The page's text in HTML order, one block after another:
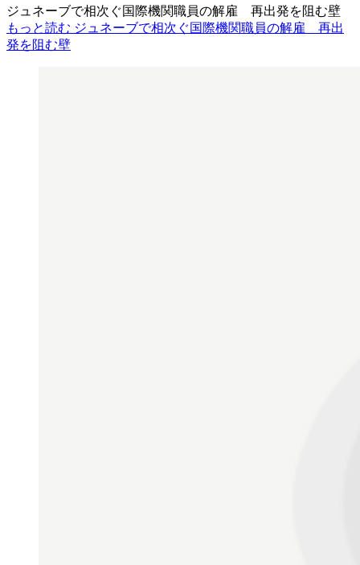
ジュネーブで相次ぐ国際機関職員の解雇 再出発を阻む壁
もっと読む ジュネーブで相次ぐ国際機関職員の解雇 再出
発を阻む壁